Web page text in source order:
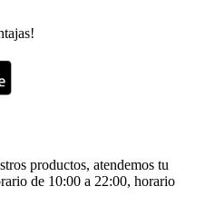
productos, atendemos tu
de 10:00 a 22:00, horario